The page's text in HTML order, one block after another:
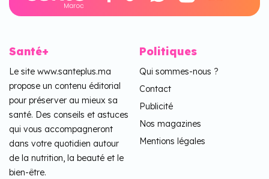
Santé+
Le site www.santeplus.ma
propose un contenu éditorial
pour préserver au mieux sa
santé. Des conseils et astuces
qui vous accompagneront
dans votre quotidien autour
de la nutrition, la beauté et le
bien-être.
Politiques
Qui sommes-nous ?
Contact
Publicité
Nos magazines
Mentions légales